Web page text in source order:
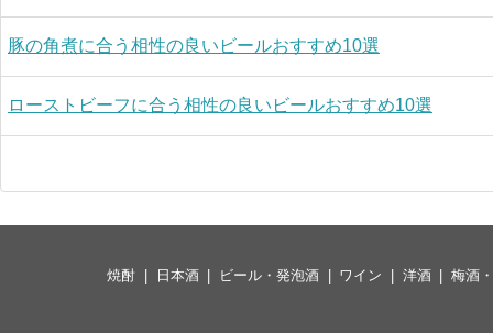
豚の角煮に合う相性の良いビールおすすめ10選
ローストビーフに合う相性の良いビールおすすめ10選
焼酎 日本酒 ビール・発泡酒 ワイン 洋酒 梅酒